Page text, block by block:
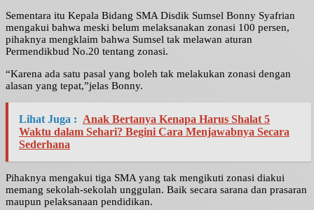
Sementara itu Kepala Bidang SMA Disdik Sumsel Bonny Syafrian
mengakui bahwa meski belum melaksanakan zonasi 100 persen,
pihaknya mengklaim bahwa Sumsel tak melawan aturan
Permendikbud No.20 tentang zonasi.
“Karena ada satu pasal yang boleh tak melakukan zonasi dengan
alasan yang tepat,”jelas Bonny.
Lihat Juga : Anak Bertanya Kenapa Harus Shalat 5
Waktu dalam Sehari? Begini Cara Menjawabnya Secara
Sederhana
Pihaknya mengakui tiga SMA yang tak mengikuti zonasi diakui
memang sekolah-sekolah unggulan. Baik secara sarana dan prasaran
maupun pelaksanaan pendidikan.